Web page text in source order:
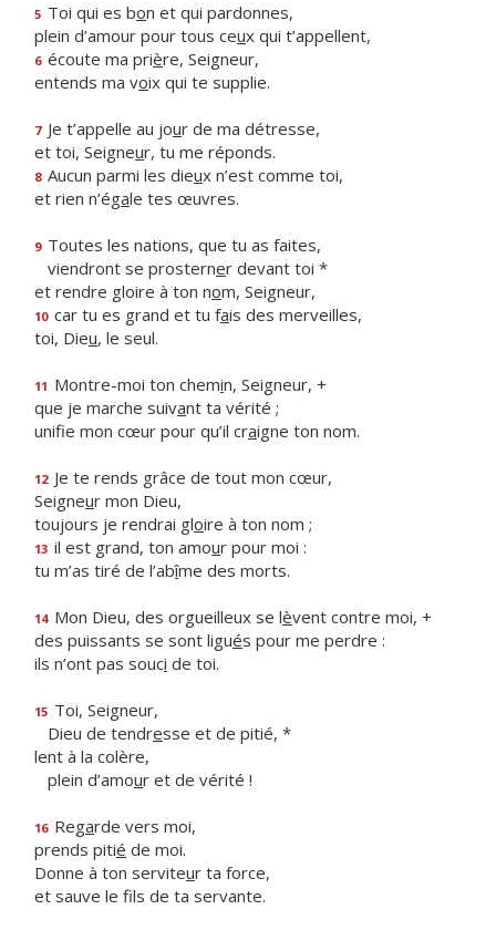
5 Toi qui es bon et qui pardonnes,
plein d’amour pour tous ceux qui t’appellent,
6 écoute ma prière, Seigneur,
entends ma voix qui te supplie.
7 Je t’appelle au jour de ma détresse,
et toi, Seigneur, tu me réponds.
8 Aucun parmi les dieux n’est comme toi,
et rien n’égale tes œuvres.
9 Toutes les nations, que tu as faites,
viendront se prosterner devant toi *
et rendre gloire à ton nom, Seigneur,
10 car tu es grand et tu fais des merveilles,
toi, Dieu, le seul.
11 Montre-moi ton chemin, Seigneur, +
que je marche suivant ta vérité ;
unifie mon cœur pour qu’il craigne ton nom.
12 Je te rends grâce de tout mon cœur,
Seigneur mon Dieu,
toujours je rendrai gloire à ton nom ;
13 il est grand, ton amour pour moi :
tu m’as tiré de l’abîme des morts.
14 Mon Dieu, des orgueilleux se lèvent contre moi, +
des puissants se sont ligués pour me perdre :
ils n’ont pas souci de toi.
15 Toi, Seigneur,
Dieu de tendresse et de pitié, *
lent à la colère,
plein d’amour et de vérité !
16 Regarde vers moi,
prends pitié de moi.
Donne à ton serviteur ta force,
et sauve le fls de ta servante.